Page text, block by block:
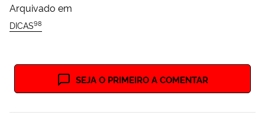
Arquivado em
DICAS98
SEJA O PRIMEIRO A COMENTAR